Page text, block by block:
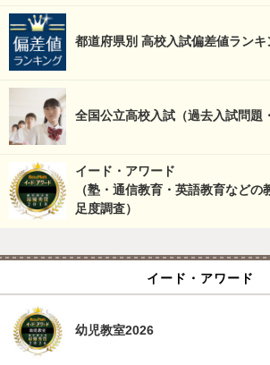
都道府県別 高校入試偏差値ランキ
全国公立高校入試（過去入試問題
イード・アワード
（塾・通信教育・英語教育など
足度調査）
イード・アワード
幼児教室2026